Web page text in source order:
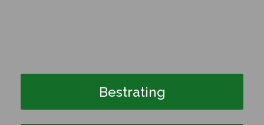
Bestrating